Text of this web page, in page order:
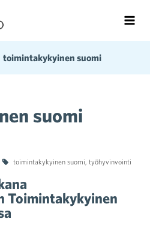
toimintakykyinen suomi
suomi
toimintakykyinen suomi, työhyvinvointi
Toimintakykyinen